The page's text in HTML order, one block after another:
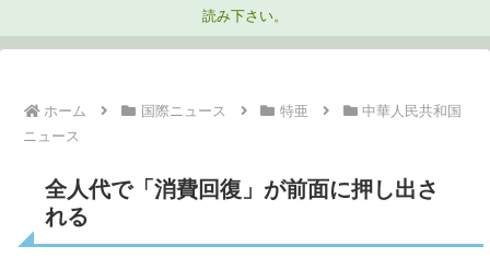
読み下さい。
ホーム 国際ニュース 特亜
中華人民共和国
ニュース
全人代で「消費回復」が前面に押し出さ
れる